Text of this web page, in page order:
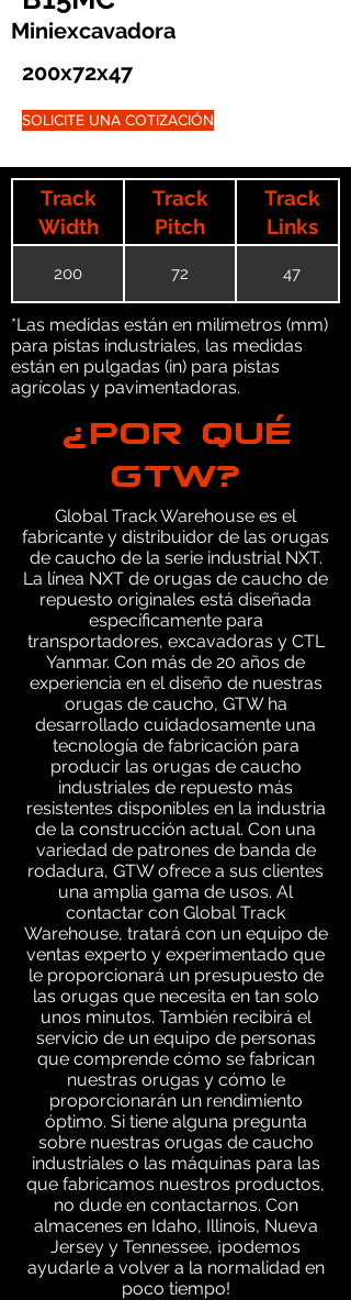
Miniexcavadora
200x72x47
SOLICITE UNA COTIZACIÓN
Track
Width
Track
Pitch
Track
Links
200 72 47
*Las medidas están en milímetros (mm)
para pistas industriales, las medidas
están en pulgadas (in) para pistas
agrícolas y pavimentadoras.
¿POR QUÉ
GTW?
Global Track Warehouse es el
fabricante y distribuidor de las orugas
de caucho de la serie industrial NXT.
La línea NXT de orugas de caucho de
repuesto originales está diseñada
específicamente para
transportadores, excavadoras y CTL
Yanmar. Con más de 20 años de
experiencia en el diseño de nuestras
orugas de caucho, GTW ha
desarrollado cuidadosamente una
tecnología de fabricación para
producir las orugas de caucho
industriales de repuesto más
resistentes disponibles en la industria
de la construcción actual. Con una
variedad de patrones de banda de
rodadura, GTW ofrece a sus clientes
una amplia gama de usos. Al
contactar con Global Track
Warehouse, tratará con un equipo de
ventas experto y experimentado que
le proporcionará un presupuesto de
las orugas que necesita en tan solo
unos minutos. También recibirá el
servicio de un equipo de personas
que comprende cómo se fabrican
nuestras orugas y cómo le
proporcionarán un rendimiento
óptimo. Si tiene alguna pregunta
sobre nuestras orugas de caucho
industriales o las máquinas para las
que fabricamos nuestros productos,
no dude en contactarnos. Con
almacenes en Idaho, Illinois, Nueva
Jersey y Tennessee, ¡podemos
ayudarle a volver a la normalidad en
poco tiempo!